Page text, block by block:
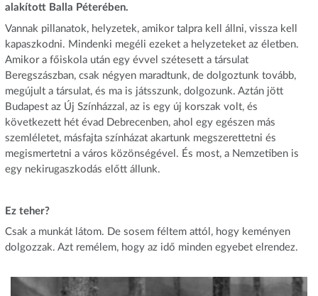
alakított Balla Péterében.
Vannak pillanatok, helyzetek, amikor talpra kell állni, vissza kell
kapaszkodni. Mindenki megéli ezeket a helyzeteket az életben.
Amikor a főiskola után egy évvel szétesett a társulat
Beregszászban, csak négyen maradtunk, de dolgoztunk tovább,
megújult a társulat, és ma is játsszunk, dolgozunk. Aztán jött
Budapest az Új Színházzal, az is egy új korszak volt, és
következett hét évad Debrecenben, ahol egy egészen más
szemléletet, másfajta színházat akartunk megszerettetni és
megismertetni a város közönségével. És most, a Nemzetiben is
egy nekirugaszkodás előtt állunk.
Ez teher?
Csak a munkát látom. De sosem féltem attól, hogy keményen
dolgozzak. Azt remélem, hogy az idő minden egyebet elrendez.